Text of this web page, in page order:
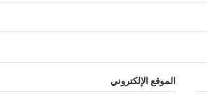
الموقع الإلكتروني